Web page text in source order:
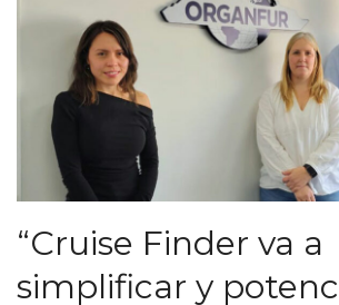
“Cruise Finder va a
simplificar y